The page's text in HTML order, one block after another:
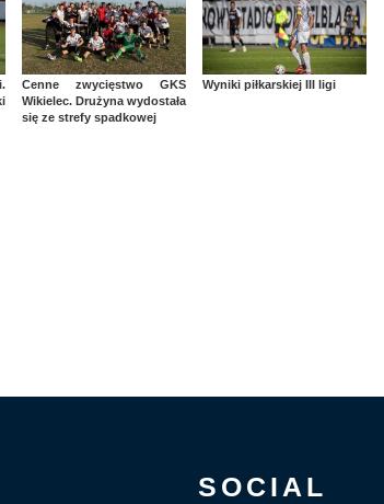
Cenne zwycięstwo GKS
Wikielec. Drużyna wydostała
się ze strefy spadkowej
Wyniki piłkarskiej III ligi
SOCIAL